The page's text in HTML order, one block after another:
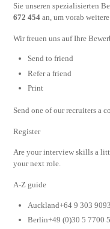
Sie unseren spezialisierten
672 454 an, um vorab
Wir freuen uns auf Ihre
Send to friend
Refer a friend
Print
Send one of our recruiters a
Register
Are your interview skills a
your next role.
A-Z guide
Auckland+64 9 303 9093
Berlin+49 (0)30 5 7700